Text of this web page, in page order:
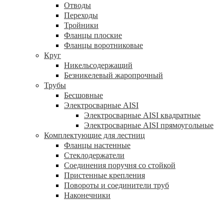
Отводы
Переходы
Тройники
Фланцы плоские
Фланцы воротниковые
Круг
Никельсодержащий
Безникелевый жаропрочный
Трубы
Бесшовные
Электросварные AISI
Электросварные AISI квадратные
Электросварные AISI прямоугольные
Комплектующие для лестниц
Фланцы настенные
Стеклодержатели
Соединения поручня со стойкой
Пристенные крепления
Повороты и соединители труб
Наконечники